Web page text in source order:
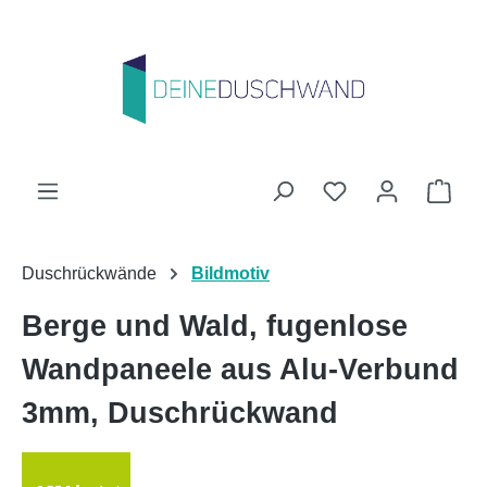
Du hast 0
Duschrückwände Bildmotiv
Berge und Wald, fugenlose
Wandpaneele aus Alu-Verbund
3mm, Duschrückwand